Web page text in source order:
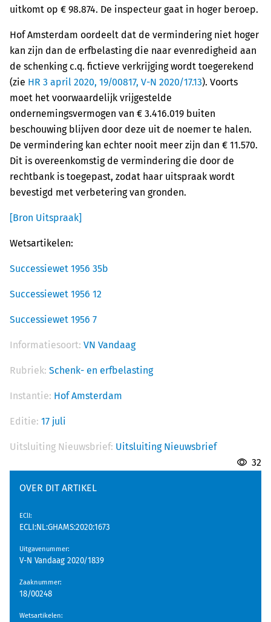
uitkomt op € 98.874. De inspecteur gaat in hoger beroep.
Hof Amsterdam oordeelt dat de vermindering niet hoger
kan zijn dan de erfbelasting die naar evenredigheid aan
de schenking c.q. fictieve verkrijging wordt toegerekend
(zie HR 3 april 2020, 19/00817, V-N 2020/17.13). Voorts
moet het voorwaardelijk vrijgestelde
ondernemingsvermogen van € 3.416.019 buiten
beschouwing blijven door deze uit de noemer te halen.
De vermindering kan echter nooit meer zijn dan € 11.570.
Dit is overeenkomstig de vermindering die door de
rechtbank is toegepast, zodat haar uitspraak wordt
bevestigd met verbetering van gronden.
[Bron Uitspraak]
Wetsartikelen:
Successiewet 1956 35b
Successiewet 1956 12
Successiewet 1956 7
Informatiesoort: VN Vandaag
Rubriek: Schenk- en erfbelasting
Instantie: Hof Amsterdam
Editie: 17 juli
Uitsluiting Nieuwsbrief: Uitsluiting Nieuwsbrief
32
OVER DIT ARTIKEL
EClI:
ECLI:NL:GHAMS:2020:1673
Uitgavenummer:
V-N Vandaag 2020/1839
Zaaknummer:
18/00248
Wetsartikelen: